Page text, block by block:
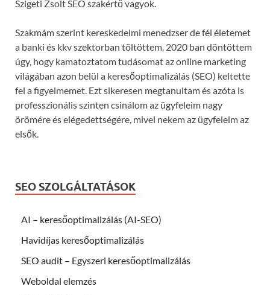
Szigeti Zsolt SEO szakértő vagyok.
Szakmám szerint kereskedelmi menedzser de fél életemet
a banki és kkv szektorban töltöttem. 2020 ban döntöttem
úgy, hogy kamatoztatom tudásomat az online marketing
világában azon belül a keresőoptimalizálás (SEO) keltette
fel a figyelmemet. Ezt sikeresen megtanultam és azóta is
professzionális szinten csinálom az ügyfeleim nagy
örömére és elégedettségére, mivel nekem az ügyfeleim az
elsők.
SEO SZOLGÁLTATÁSOK
AI – keresőoptimalizálás (AI-SEO)
Havidíjas keresőoptimalizálás
SEO audit – Egyszeri keresőoptimalizálás
Weboldal elemzés